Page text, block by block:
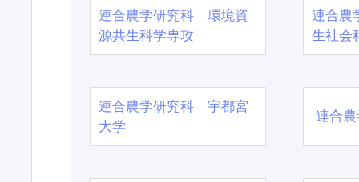
連合農学研究科 環境資
源共生科学専攻
連合農
生社会
連合農学研究科 宇都宮
大学
連合